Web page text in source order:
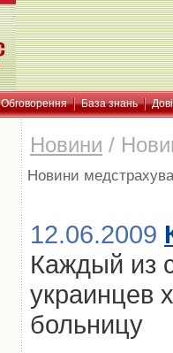
Обговорення База знань
Новини /
Новини
12.06.2009
Каждый из
украинцев
больницу